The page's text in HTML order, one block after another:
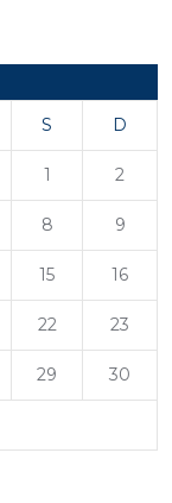
S D
1 2
8 9
15 16
22 23
29 30